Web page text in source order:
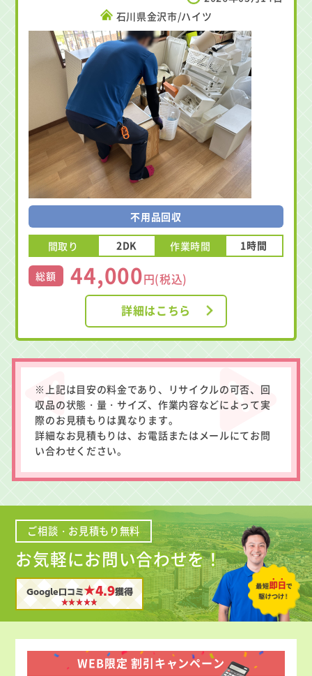
石川県金沢市/ハイツ
不用品回収
間取り 2DK 作業時間 1時間
総額 44,000円(税込)
詳細はこちら
※上記は目安の料金であり、リサイクルの可否、回
収品の状態・量・サイズ、作業内容などによって実
際のお見積もりは異なります。
詳細なお見積もりは、お電話またはメールにてお問
い合わせください。
ご相談・お見積もり無料
お気軽にお問い合わせを！
Google口コミ★4.9獲得
WEB限定 割引キャンペーン